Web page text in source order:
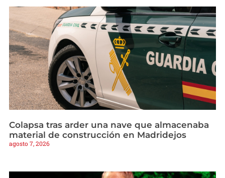
Colapsa tras arder una nave que almacenaba
material de construcción en Madridejos
agosto 7, 2026